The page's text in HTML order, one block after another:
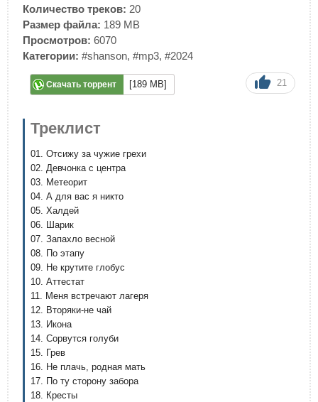
Количество треков: 20
Размер файла: 189 MB
Просмотров: 6070
Категории: #shanson, #mp3, #2024
Скачать торрент [189 MB] 21
Треклист
01. Отсижу за чужие грехи
02. Девчонка с центра
03. Mетеорит
04. А для вас я никто
05. Халдей
06. Шарик
07. Запахло весной
08. По этапу
09. Не крутите глобус
10. Аттестат
11. Меня встречают лагеря
12. Вторяки-не чай
13. Икона
14. Сорвутся голуби
15. Грев
16. Не плачь, родная мать
17. По ту сторону забора
18. Кресты